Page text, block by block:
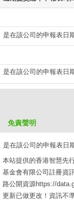
是在該公司的申報表日
是在該公司的申報表日
是在該公司的申報表日
免責聲明
本站提供的香港智慧先
基金會有限公司註冊資
路公開資源https://
更新已做更改！資訊不